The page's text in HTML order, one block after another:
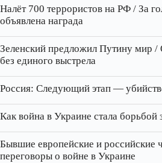
Налёт 700 террористов на РФ / За
объявлена награда
Зеленский предложил Путину мир
без единого выстрела
Россия: Следующий этап —
Как война в Украине стала борьбой
Бывшие европейские и российские
переговоры о войне в Украине